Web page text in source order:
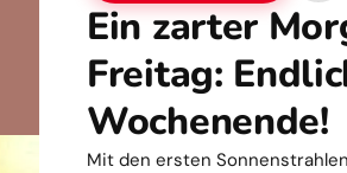
Ein zarter
Freitag:
Wochenende!
Mit den ersten